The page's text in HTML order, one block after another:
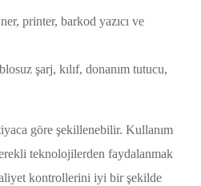
printer, barkod yazıcı ve
şarj, kılıf, donanım tutucu,
göre şekillenebilir. Kullanım
teknolojilerden faydalanmak
kontrollerini iyi bir şekilde